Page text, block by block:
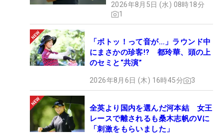
2026年8月5日 (水) 08時18分
1
「ボトッ！って音が…」ラウンド中
にまさかの珍客!? 都玲華、頭の上
のセミと“共演”
2026年8月6日 (木) 16時45分 3
全英より国内を選んだ河本結 女王
レースで離されるも桑木志帆のVに
「刺激をもらいました」